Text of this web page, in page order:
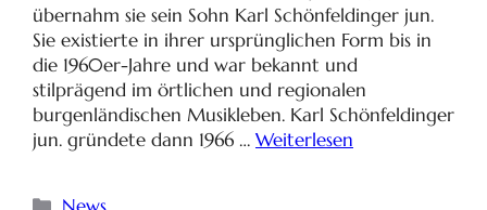
übernahm sie sein Sohn Karl Schönfeldinger jun.
Sie existierte in ihrer ursprünglichen Form bis in
die 1960er-Jahre und war bekannt und
stilprägend im örtlichen und regionalen
burgenländischen Musikleben. Karl Schönfeldinger
jun. gründete dann 1966 … Weiterlesen